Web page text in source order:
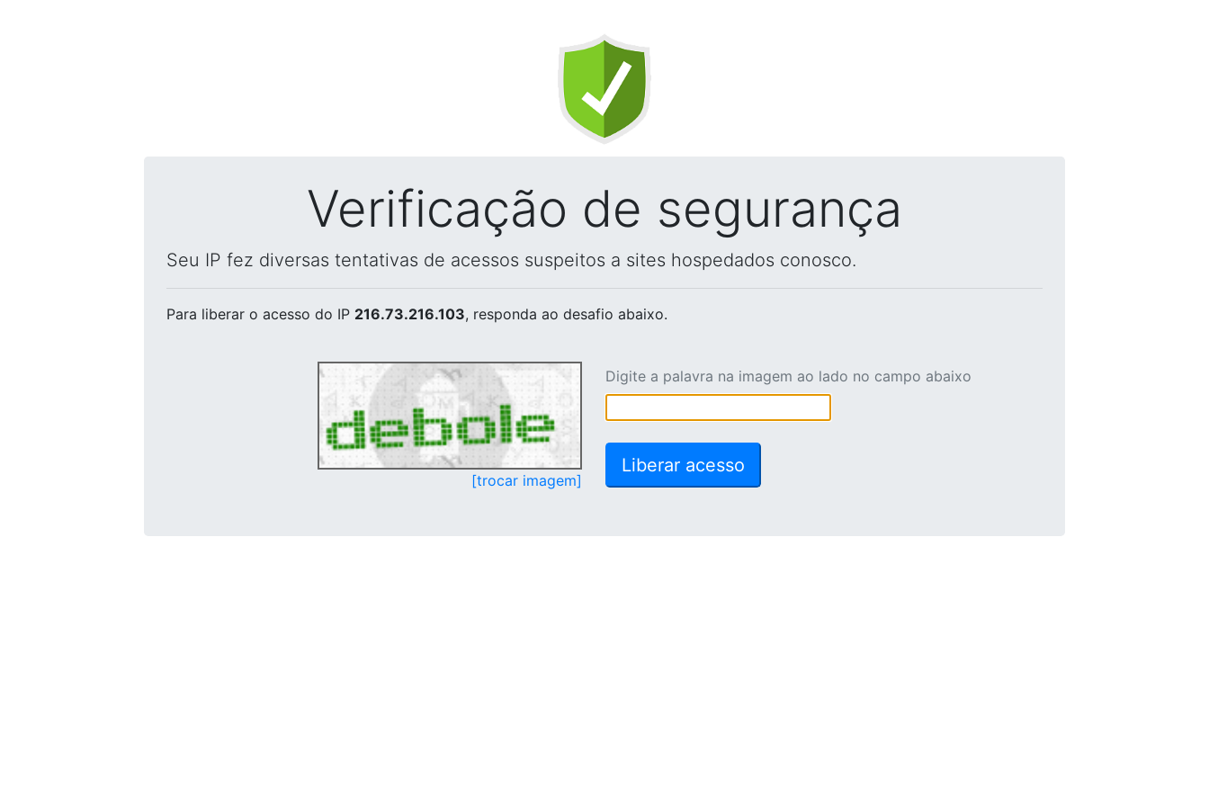
Verificação de segurança
Seu IP fez diversas tentativas de acessos suspeitos a sites hospedados conosco.
Para liberar o acesso do IP 216.73.216.103, responda ao desafio abaixo.
[trocar imagem]
Digite a palavra na imagem ao lado no campo abaixo